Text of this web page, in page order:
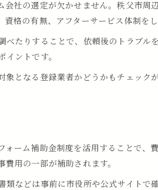
ォームに強い業者と助成制度の関係性
ォーム補助金審査で重視される点
ム費用やプロセスの失敗回避術
ォームで予算オーバーを防ぐ対策
ォームの失敗事例から学ぶ注意点
ォームで安心できるプロセス管理術
社の選定が欠かせません。秩父市周
格の有無、アフターサービス体制を
たりすることで、依頼後のトラブル
ントです。
となる登録業者かどうかもチェック
ーム補助金制度を活用することで、
用の一部が補助されます。
などは事前に市役所や公式サイトで
お問い合わせはこちら
お問い合わせはこちら